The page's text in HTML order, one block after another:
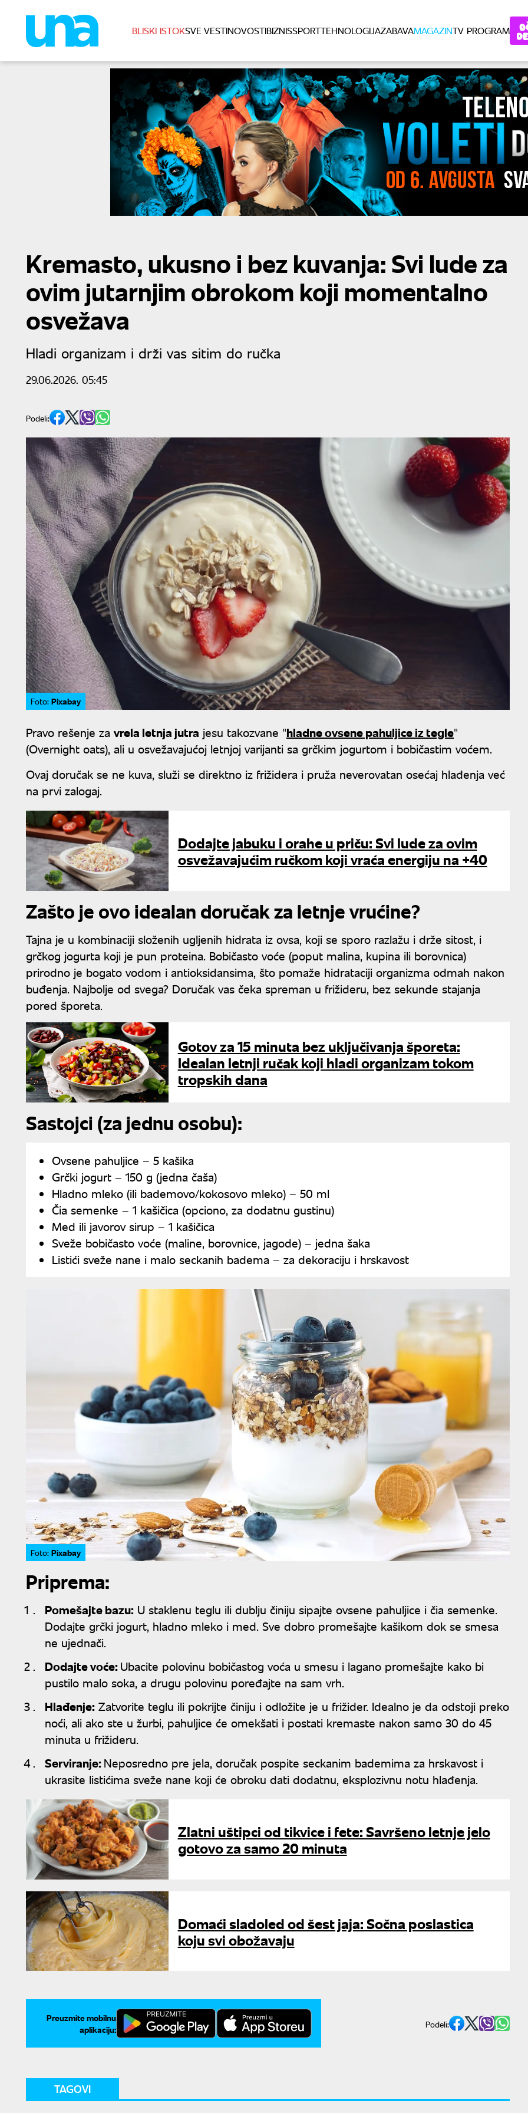
BLISKI ISTOKSVE VESTINOVOSTIBIZNISSPORTTEHNOLOGIJAZABAVAMAGAZINTV PROGRAM
Kremasto, ukusno i bez kuvanja: Svi lude za
ovim jutarnjim obrokom koji momentalno
osvežava
Hladi organizam i drži vas sitim do ručka
29.06.2026. 05:45
Podeli:
Foto: Pixabay
Pravo rešenje za vrela letnja jutra jesu takozvane "hladne ovsene pahuljice iz tegle"
(Overnight oats), ali u osvežavajućoj letnjoj varijanti sa grčkim jogurtom i bobičastim voćem.
Ovaj doručak se ne kuva, služi se direktno iz frižidera i pruža neverovatan osećaj hlađenja već
na prvi zalogaj.
Dodajte jabuku i orahe u priču: Svi lude za ovim
osvežavajućim ručkom koji vraća energiju na +40
Zašto je ovo idealan doručak za letnje vrućine?
Tajna je u kombinaciji složenih ugljenih hidrata iz ovsa, koji se sporo razlažu i drže sitost, i
grčkog jogurta koji je pun proteina. Bobičasto voće (poput malina, kupina ili borovnica)
prirodno je bogato vodom i antioksidansima, što pomaže hidrataciji organizma odmah nakon
buđenja. Najbolje od svega? Doručak vas čeka spreman u frižideru, bez sekunde stajanja
pored šporeta.
Gotov za 15 minuta bez uključivanja šporeta:
Idealan letnji ručak koji hladi organizam tokom
tropskih dana
Sastojci (za jednu osobu):
Ovsene pahuljice – 5 kašika
Grčki jogurt – 150 g (jedna čaša)
Hladno mleko (ili bademovo/kokosovo mleko) – 50 ml
Čia semenke – 1 kašičica (opciono, za dodatnu gustinu)
Med ili javorov sirup – 1 kašičica
Sveže bobičasto voće (maline, borovnice, jagode) – jedna šaka
Listići sveže nane i malo seckanih badema – za dekoraciju i hrskavost
Foto: Pixabay
Priprema:
Pomešajte bazu: U staklenu teglu ili dublju činiju sipajte ovsene pahuljice i čia semenke.
Dodajte grčki jogurt, hladno mleko i med. Sve dobro promešajte kašikom dok se smesa
ne ujednači.
Dodajte voće:Ubacite polovinu bobičastog voća u smesu i lagano promešajte kako bi
pustilo malo soka, a drugu polovinu poređajte na sam vrh.
Hlađenje: Zatvorite teglu ili pokrijte činiju i odložite je u frižider. Idealno je da odstoji preko
noći, ali ako ste u žurbi, pahuljice će omekšati i postati kremaste nakon samo 30 do 45
minuta u frižideru.
Serviranje:Neposredno pre jela, doručak pospite seckanim bademima za hrskavost i
ukrasite listićima sveže nane koji će obroku dati dodatnu, eksplozivnu notu hlađenja.
Zlatni uštipci od tikvice i fete: Savršeno letnje jelo
gotovo za samo 20 minuta
Domaći sladoled od šest jaja: Sočna poslastica
koju svi obožavaju
Preuzmite mobilnu
aplikaciju:
Podeli:
TAGOVI